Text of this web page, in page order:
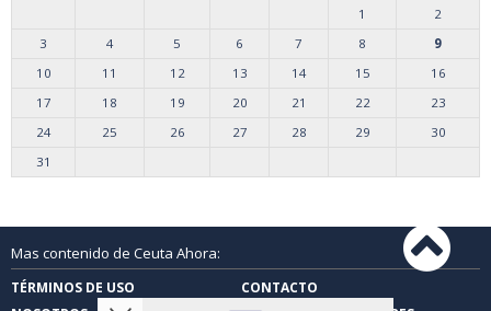
1
2
3
4 5 6 7 8
9
10
11 12 13 14 15
16
17
18 19 20 21 22
23
24
25 26 27 28 29
30
31
Mas contenido de Ceuta Ahora:
TÉRMINOS DE USO
CONTACTO